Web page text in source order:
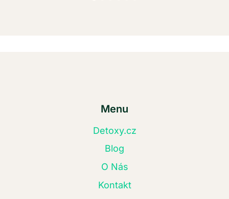
Menu
Detoxy.cz
Blog
O Nás
Kontakt